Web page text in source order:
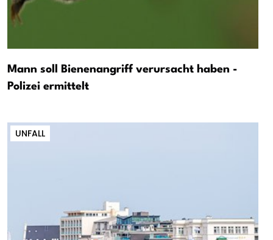
Mann soll Bienenangriff verursacht haben -
Polizei ermittelt
UNFALL